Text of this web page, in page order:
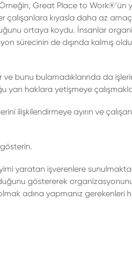
Great Place to Work®’ün
çalışanlara kıyasla daha az
ortaya koydu. İnsanlar
sürecinin de dışında kalmış
bunu bulamadıklarında da
yan haklara yetişmeye
ilişkilendirmeye ayırın ve
yaratan işverenlere
göstererek
adına yapmanız gerekenleri